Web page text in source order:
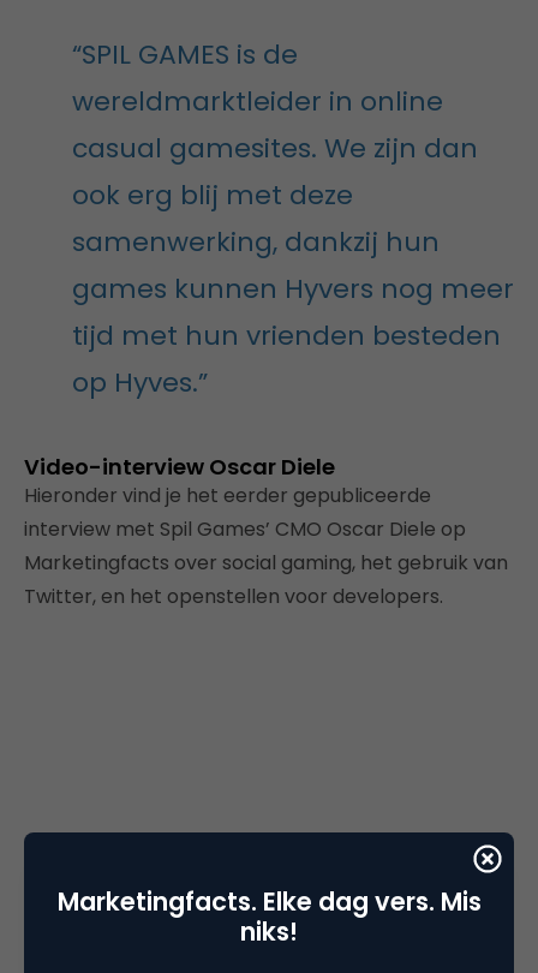
“SPIL GAMES is de
wereldmarktleider in online
casual gamesites. We zijn dan
ook erg blij met deze
samenwerking, dankzij hun
games kunnen Hyvers nog meer
tijd met hun vrienden besteden
op Hyves.”
Video-interview Oscar Diele
Hieronder vind je het eerder gepubliceerde
interview met Spil Games’ CMO Oscar Diele op
Marketingfacts over social gaming, het gebruik van
Twitter, en het openstellen voor developers.
Marketingfacts. Elke dag vers. Mis
niks!